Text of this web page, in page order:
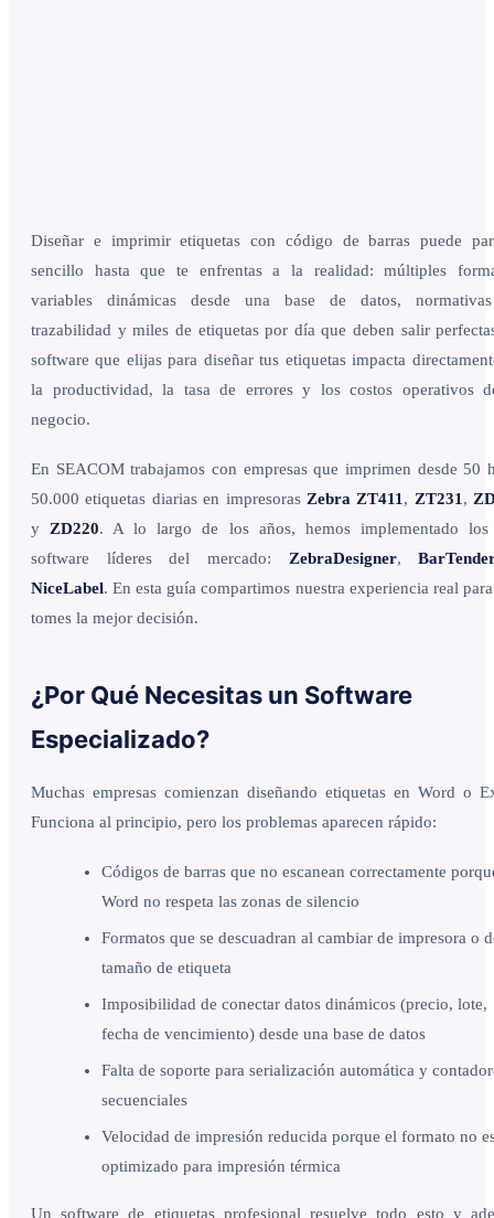
Diseñar e imprimir etiquetas con código de barras puede
sencillo hasta que te enfrentas a la realidad: múltiples
variables dinámicas desde una base de datos,
trazabilidad y miles de etiquetas por día que deben salir
software que elijas para diseñar tus etiquetas impacta
la productividad, la tasa de errores y los costos operativos
negocio.
En SEACOM trabajamos con empresas que imprimen desde 50
50.000 etiquetas diarias en impresoras Zebra ZT411 , ZT231 ,
y ZD220. A lo largo de los años, hemos implementado los
software líderes del mercado: ZebraDesigner,
NiceLabel. En esta guía compartimos nuestra experiencia real
tomes la mejor decisión.
¿Por Qué Necesitas un Software
Especializado?
Muchas empresas comienzan diseñando etiquetas en Word o
Funciona al principio, pero los problemas aparecen rápido:
Códigos de barras que no escanean correctamente
Word no respeta las zonas de silencio
Formatos que se descuadran al cambiar de impresora o
tamaño de etiqueta
Imposibilidad de conectar datos dinámicos (precio, lote,
fecha de vencimiento) desde una base de datos
Falta de soporte para serialización automática y
secuenciales
Velocidad de impresión reducida porque el formato no
optimizado para impresión térmica
Un software de etiquetas profesional resuelve todo esto y